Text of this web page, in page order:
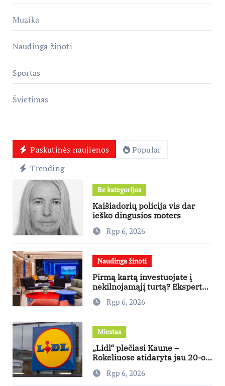
Muzika
Naudinga žinoti
Sportas
Švietimas
Paskutinės naujienos
Popular
Trending
Be kategorijos
Kaišiadorių policija vis dar
ieško dingusios moters
Rgp 6, 2026
Naudinga žinoti
Pirmą kartą investuojate į
nekilnojamąjį turtą? Ekspertas
pataria, kaip pasirinkti būstą,
kuris generuos grąžą
Rgp 6, 2026
Miestas
„Lidl“ plečiasi Kaune –
Rokeliuose atidaryta jau 20-oji
parduotuvė mieste
Rgp 6, 2026